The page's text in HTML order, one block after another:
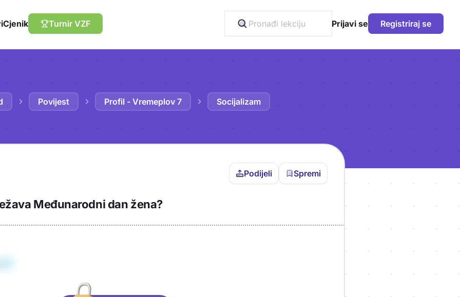
Cjenik Turnir VZF Prijavi se Registriraj se
Povijest Profil - Vremeplov 7 Socijalizam
Podijeli Spremi
Međunarodni dan žena?